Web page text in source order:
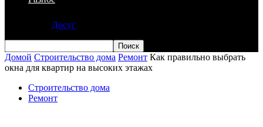
Досуг
Домой Строительство дома Ремонт Как правильно выбрать
окна для квартир на высоких этажах
Строительство дома
Ремонт